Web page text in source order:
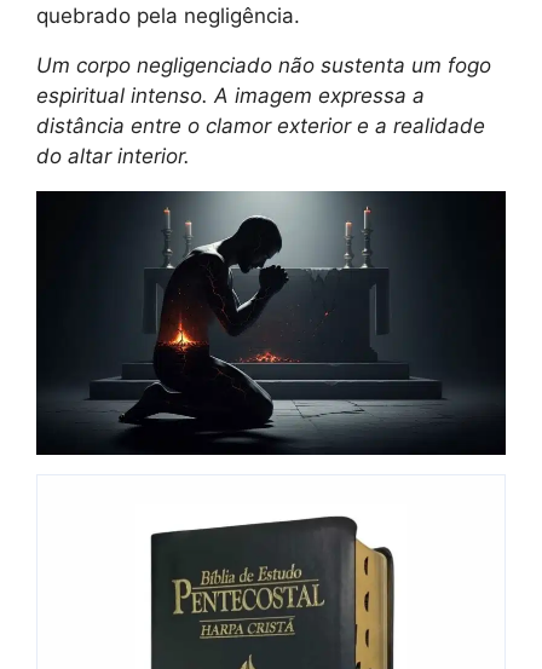
quebrado pela negligência.
Um corpo negligenciado não sustenta um fogo
espiritual intenso. A imagem expressa a
distância entre o clamor exterior e a realidade
do altar interior.